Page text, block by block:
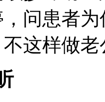
问患者
这样做